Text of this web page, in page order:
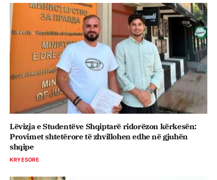
Lëvizja e Studentëve Shqiptarë ridorëzon kërkesën:
Provimet shtetërore të zhvillohen edhe në gjuhën
shqipe
KRYESORE